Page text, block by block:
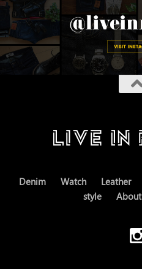
Denim Watch Leather
style
About